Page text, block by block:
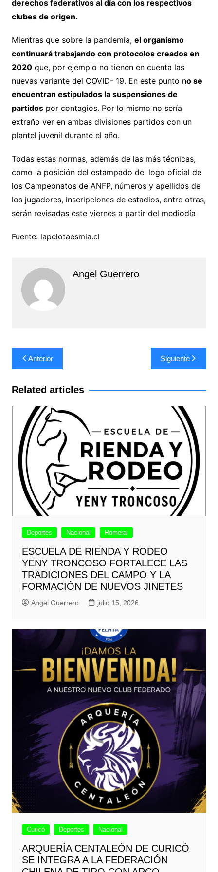
derechos federativos al día con los respectivos
clubes de origen.
Mientras que sobre la pandemia, el organismo
continuará trabajando con protocolos creados en
2020que, por ejemplo no tienen en cuenta las
nuevas variante del COVID- 19. En este punto no se
encuentran estipulados la suspensiones de
partidospor contagios. Por lo mismo no sería
extraño ver en ambas divisiones partidos con un
plantel juvenil durante el año.
Todas estas normas, además de las más técnicas,
como la posición del estampado del logo oficial de
los Campeonatos de ANFP, números y apellidos de
los jugadores, inscripciones de estadios, entre otras,
serán revisadas este viernes a partir del mediodía
Fuente: lapelotaesmia.cl
Angel Guerrero
Navegación
de
entradas
Anterior Siguiente
Related articles
Deportes Nacional Romeral
ESCUELA DE RIENDA Y RODEO
YENY TRONCOSO FORTALECE LAS
TRADICIONES DEL CAMPO Y LA
FORMACIÓN DE NUEVOS JINETES
Angel Guerrero julio 15, 2026
Curicó Deportes Nacional
ARQUERÍA CENTALEÓN DE CURICÓ
SE INTEGRA A LA FEDERACIÓN